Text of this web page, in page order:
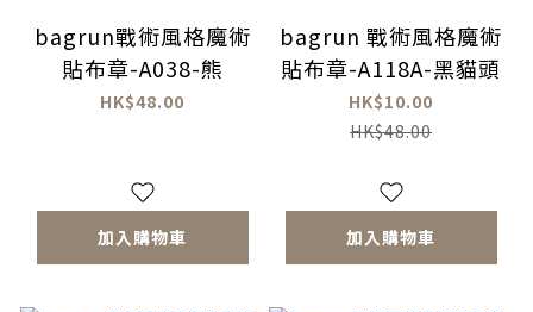
bagrun戰術風格魔術
貼布章-A038-熊
HK$48.00
加入購物車
bagrun 戰術風格魔術
貼布章-A118A-黑貓頭
HK$10.00
HK$48.00
加入購物車